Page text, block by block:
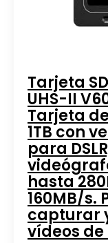
Tarjeta
UHS-II
Tarjeta
1TB con
para
hasta
160MB/s.
capturar
vídeos